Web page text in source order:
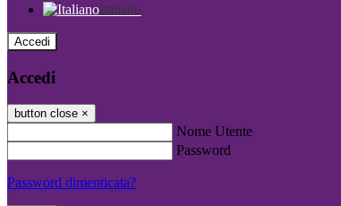
Italiano
Accedi
Accedi
button close ×
Nome Utente
Password
Password dimenticata?